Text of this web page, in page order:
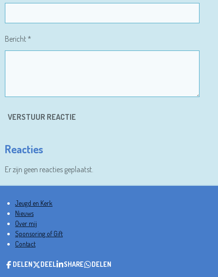
Bericht *
VERSTUUR REACTIE
Reacties
Er zijn geen reacties geplaatst.
Jeugd en Kerk
Nieuws
Over mij
Sponsoring of Gift
Contact
DELEN DEEL SHARE DELEN